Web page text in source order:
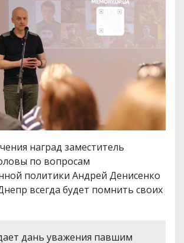
наград заместитель
по вопросам
политики Андрей Денисенко
всегда будет помнить своих
дань уважения павшим